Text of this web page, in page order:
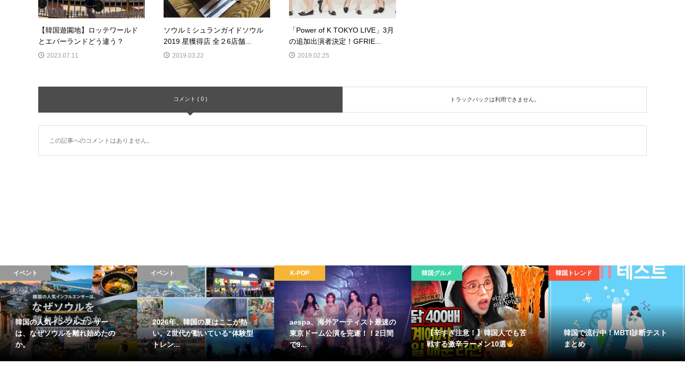
【韓国遊園地】ロッテワールド
とエバーランドどう違う？
2023.07.11
ソウルミシュランガイドソウル
2019 星獲得店 全２6店舗...
2019.03.22
「Power of K TOKYO LIVE」3月
の追加出演者決定！GFRIE...
2019.02.25
コメント ( 0 ) トラックバックは利用できません。
この記事へのコメントはありません。
イベント
韓国の人気インフルエンサー
は、なぜソウルを離れ始めたの
か。
イベント
2026年、韓国の夏はここが熱
い。Z世代が動いている“体験型
トレン...
K-POP
aespa、海外アーティスト最速の
東京ドーム公演を完遂！！2日間
で9...
韓国グルメ
【辛すぎ注意！】韓国人でも苦
戦する激辛ラーメン10選
韓国トレンド
韓国で流行中！MBTI診断テスト
まとめ